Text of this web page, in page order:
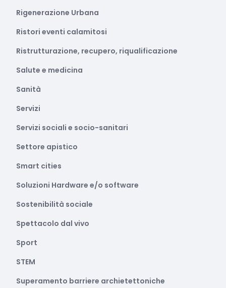
Rigenerazione Urbana
Ristori eventi calamitosi
Ristrutturazione, recupero, riqualificazione
Salute e medicina
Sanità
Servizi
Servizi sociali e socio-sanitari
Settore apistico
Smart cities
Soluzioni Hardware e/o software
Sostenibilità sociale
Spettacolo dal vivo
Sport
STEM
Superamento barriere archietettoniche